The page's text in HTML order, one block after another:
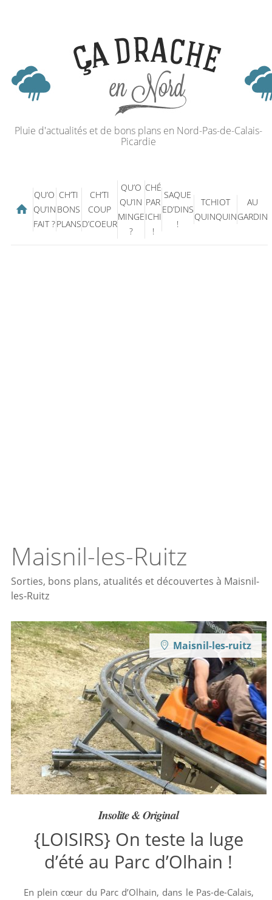
Pluie d'actualités et de bons plans en Nord-Pas-de-Calais-
Picardie
QU’O
QU’IN
FAIT ?
CH’TI
BONS
PLANS
CH’TI
COUP
D’COEUR
QU’O
QU’IN
MINGE
?
CHÉ
PAR
ICHI
!
SAQUE
ED’DINS
!
TCHIOT
QUINQUIN
AU
GARDIN
Maisnil-les-Ruitz
Sorties, bons plans, atualités et découvertes à Maisnil-
les-Ruitz
Insolite & Original
{LOISIRS} On teste la luge
d’été au Parc d’Olhain !
En plein cœur du Parc d’Olhain, dans le Pas-de-Calais,
Maisnil-les-ruitz